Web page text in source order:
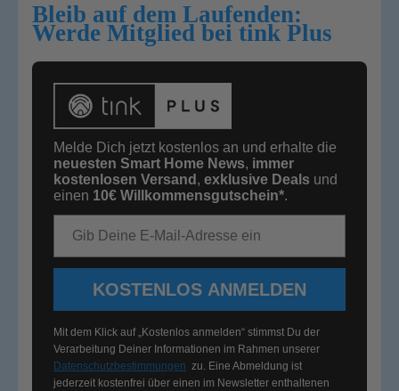
Bleib auf dem Laufenden:
Werde Mitglied bei tink Plus
Melde Dich jetzt kostenlos an und erhalte die
neuesten Smart Home News, immer
kostenlosen Versand , exklusive Deals und
einen 10€ Willkommensgutschein*.
KOSTENLOS ANMELDEN
Mit dem Klick auf „Kostenlos anmelden“ stimmst Du der
Verarbeitung Deiner Informationen im Rahmen unserer
Datenschutzbestimmungen zu. Eine Abmeldung ist
jederzeit kostenfrei über einen im Newsletter enthaltenen